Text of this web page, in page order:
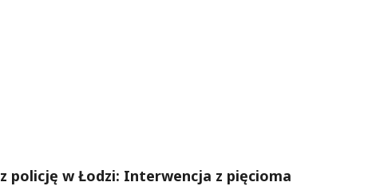
policję w Łodzi: Interwencja z pięcioma